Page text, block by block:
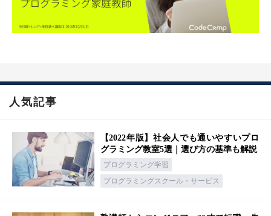
人気記事
【2022年版】社会人でも通いやすいプロ
グラミング教室5選｜選び方の基準も解説
プログラミング学習
プログラミングスクール・サービス